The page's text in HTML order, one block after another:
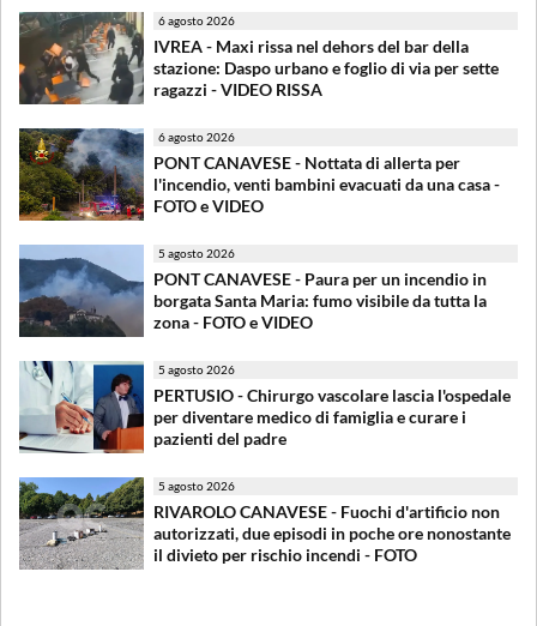
6 agosto 2026
IVREA - Maxi rissa nel dehors del bar della
stazione: Daspo urbano e foglio di via per sette
ragazzi - VIDEO RISSA
6 agosto 2026
PONT CANAVESE - Nottata di allerta per
l'incendio, venti bambini evacuati da una casa -
FOTO e VIDEO
5 agosto 2026
PONT CANAVESE - Paura per un incendio in
borgata Santa Maria: fumo visibile da tutta la
zona - FOTO e VIDEO
5 agosto 2026
PERTUSIO - Chirurgo vascolare lascia l'ospedale
per diventare medico di famiglia e curare i
pazienti del padre
5 agosto 2026
RIVAROLO CANAVESE - Fuochi d'artificio non
autorizzati, due episodi in poche ore nonostante
il divieto per rischio incendi - FOTO